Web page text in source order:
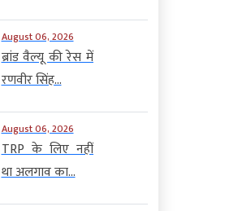
August 06, 2026
ब्रांड वैल्यू की रेस में
रणवीर सिंह...
August 06, 2026
TRP के लिए नहीं
था अलगाव का...